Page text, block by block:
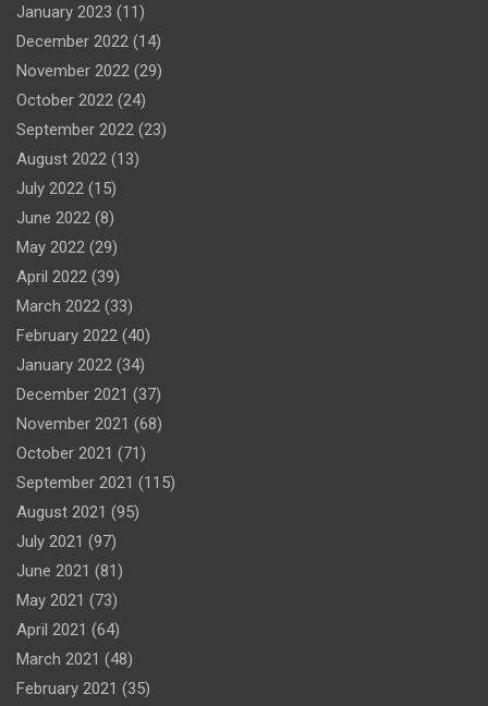
January 2023 (11)
December 2022 (14)
November 2022 (29)
October 2022 (24)
September 2022 (23)
August 2022 (13)
July 2022 (15)
June 2022 (8)
May 2022 (29)
April 2022 (39)
March 2022 (33)
February 2022 (40)
January 2022 (34)
December 2021 (37)
November 2021 (68)
October 2021 (71)
September 2021 (115)
August 2021 (95)
July 2021 (97)
June 2021 (81)
May 2021 (73)
April 2021 (64)
March 2021 (48)
February 2021 (35)